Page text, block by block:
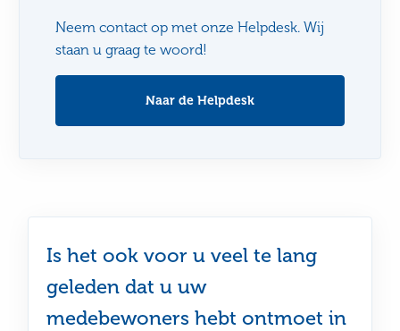
Neem contact op met onze Helpdesk. Wij
staan u graag te woord!
Naar de Helpdesk
Is het ook voor u veel te lang
geleden dat u uw
medebewoners hebt ontmoet in